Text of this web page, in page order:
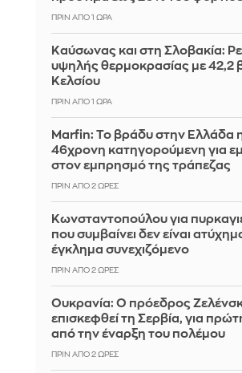
ΠΡΙΝ ΑΠΌ 1 ΏΡΑ
Καύσωνας και στη Σλοβακία:
υψηλής θερμοκρασίας με 42,2
Κελσίου
ΠΡΙΝ ΑΠΌ 1 ΏΡΑ
Marfin: Το βράδυ στην Ελλάδα
46χρονη κατηγορούμενη για
στον εμπρησμό της τράπεζας
ΠΡΙΝ ΑΠΌ 2 ΏΡΕΣ
Κωνσταντοπούλου για
που συμβαίνει δεν είναι
έγκλημα συνεχιζόμενο
ΠΡΙΝ ΑΠΌ 2 ΏΡΕΣ
Ουκρανία: Ο πρόεδρος
επισκεφθεί τη Σερβία, για
από την έναρξη του πολέμου
ΠΡΙΝ ΑΠΌ 2 ΏΡΕΣ